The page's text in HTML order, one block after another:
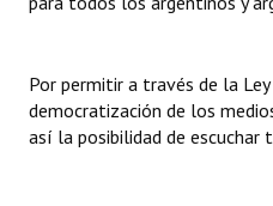
Registros y Distinciones
Datos Históricos
Por permitir a través de la
democratización de los
así la posibilidad de escuchar